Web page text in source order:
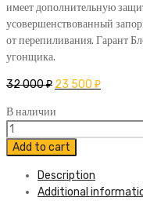
имеет дополнительную
усовершенствованный
от перепиливания. Гарант
угонщика.
32 000₽ 23 500 ₽
В наличии
Блокиратор
Гарант
Блок
ПРО
066
Add to cart
Description
Additional